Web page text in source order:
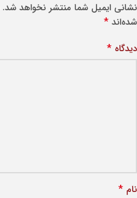
نشانی ایمیل شما منتشر نخواهد شد.
شده‌اند *
دیدگاه *
نام *